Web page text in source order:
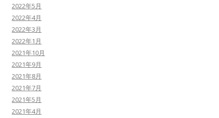
2022年5月
2022年4月
2022年3月
2022年1月
2021年10月
2021年9月
2021年8月
2021年7月
2021年5月
2021年4月